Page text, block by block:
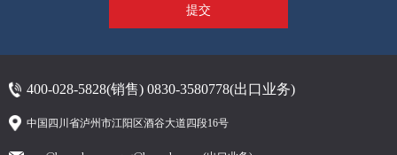
400-028-5828(销售) 0830-3580778(出口业务)
中国四川省泸州市江阳区酒谷大道四段16号